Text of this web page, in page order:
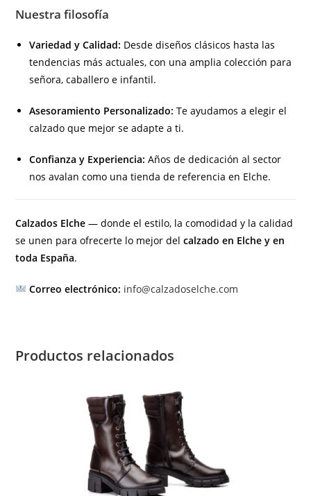
Nuestra filosofía
Variedad y Calidad: Desde diseños clásicos hasta las
tendencias más actuales, con una amplia colección para
señora, caballero e infantil.
Asesoramiento Personalizado: Te ayudamos a elegir el
calzado que mejor se adapte a ti.
Confianza y Experiencia: Años de dedicación al sector
nos avalan como una tienda de referencia en Elche.
Calzados Elche — donde el estilo, la comodidad y la calidad
se unen para ofrecerte lo mejor delcalzado en Elche y en
toda España.
Correo electrónico: info@calzadoselche.com
Productos relacionados